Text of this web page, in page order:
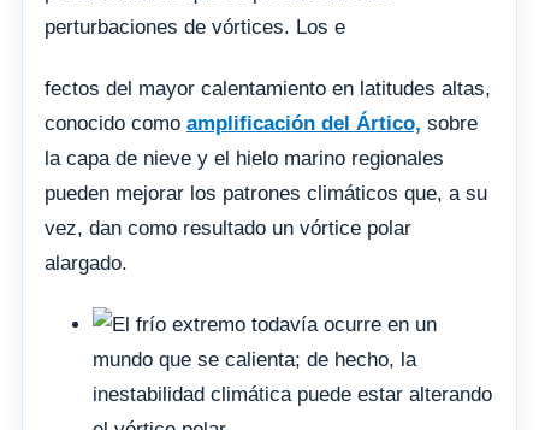
perturbaciones de vórtices. Los e
fectos del mayor calentamiento en latitudes altas,
conocido como amplificación del Ártico, sobre
la capa de nieve y el hielo marino regionales
pueden mejorar los patrones climáticos que, a su
vez, dan como resultado un vórtice polar
alargado.